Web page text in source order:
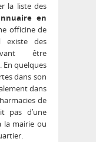
la liste des
en
officine de
existe des
être
En quelques
dans son
dans
de
pas d’une
la mairie ou